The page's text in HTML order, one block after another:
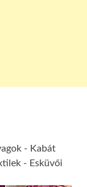
- Kabát
- Esküvői